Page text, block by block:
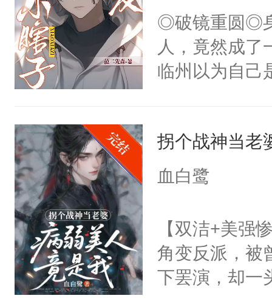
星燃，跟我回
子，门下所有
杀了同为魔道
绝于师门前。
了当年。回到
道吗？大师兄
二师兄了。乙
忘记了对二师
会给大师兄
现言烬就站在
静。这一世，
◎破镜重圆◎
人，竟然成了
临州以为自己
拐个战神当老
血白鹭
【双洁+美强
角变反派，被
下罢演，却一